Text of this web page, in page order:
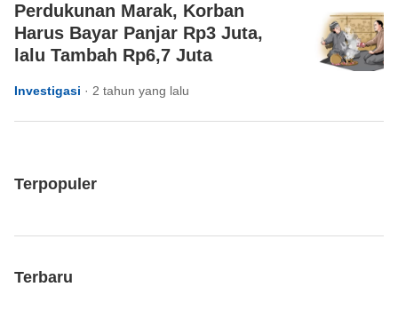
Perdukunan Marak, Korban
Harus Bayar Panjar Rp3 Juta,
lalu Tambah Rp6,7 Juta
Investigasi · 2 tahun yang lalu
Terpopuler
Terbaru